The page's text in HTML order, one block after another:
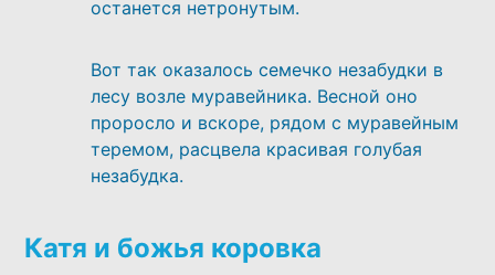
останется нетронутым.
Вот так оказалось семечко незабудки в
лесу возле муравейника. Весной оно
проросло и вскоре, рядом с муравейным
теремом, расцвела красивая голубая
незабудка.
Катя и божья коровка